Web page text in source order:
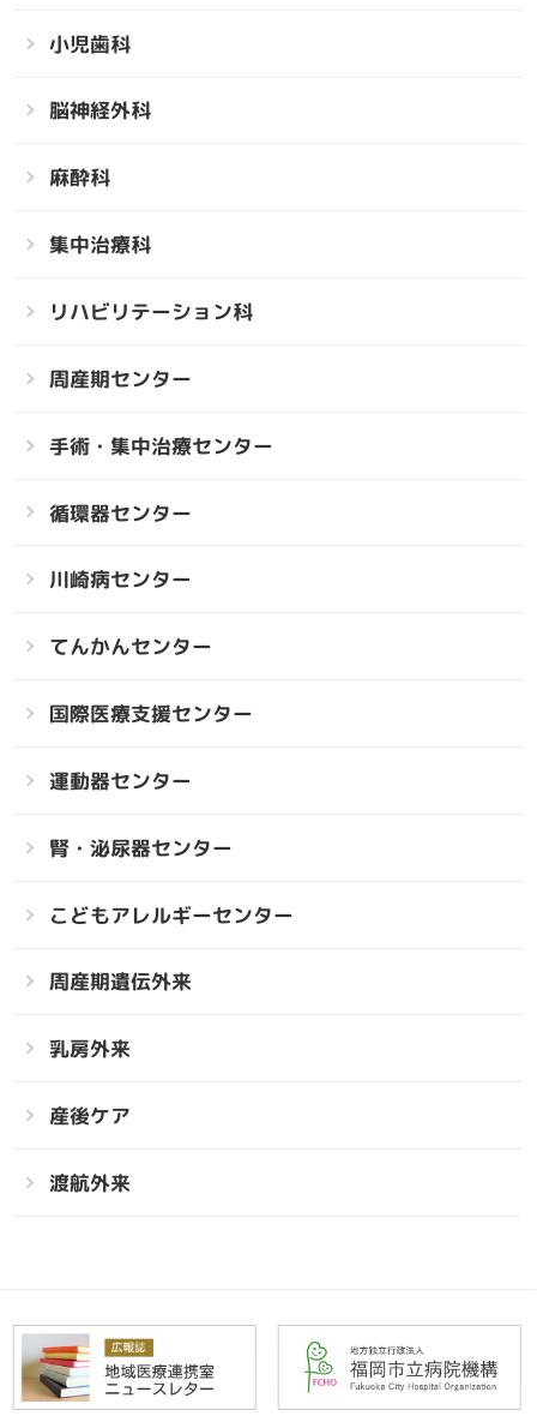
小児歯科
脳神経外科
麻酔科
集中治療科
リハビリテーション科
周産期センター
手術・集中治療センター
循環器センター
川崎病センター
てんかんセンター
国際医療支援センター
運動器センター
腎・泌尿器センター
こどもアレルギーセンター
周産期遺伝外来
乳房外来
産後ケア
渡航外来